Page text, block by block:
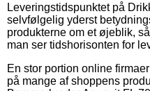
Leveringstidspunktet på
selvfølgelig yderst
produkterne om et øjeblik,
man ser tidshorisonten for
En stor portion online
på mange af shoppens